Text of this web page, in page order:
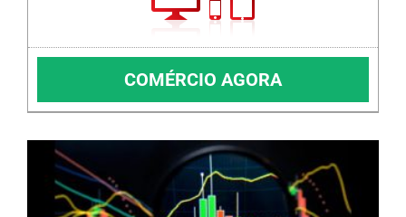
COMÉRCIO AGORA